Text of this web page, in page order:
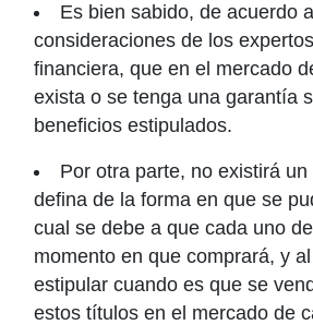
Es bien sabido, de acuerdo
consideraciones de los
financiera, que en el mercado
exista o se tenga una garantía
beneficios estipulados.
Por otra parte, no existirá
defina de la forma en que se
cual se debe a que cada uno
momento en que comprará, y
estipular cuando es que se
estos títulos en el mercado de